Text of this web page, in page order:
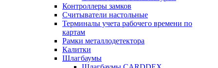
Контроллеры замков
Считыватели настольные
Терминалы учета рабочего времени по
картам
Рамки металлодетектора
Калитки
Шлагбаумы